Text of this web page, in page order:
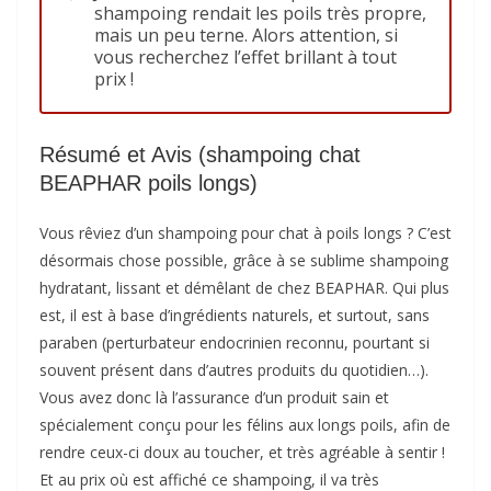
shampoing rendait les poils très propre,
mais un peu terne. Alors attention, si
vous recherchez l’effet brillant à tout
prix !
Résumé et Avis (shampoing chat
BEAPHAR poils longs)
Vous rêviez d’un shampoing pour chat à poils longs ? C’est
désormais chose possible, grâce à se sublime shampoing
hydratant, lissant et démêlant de chez BEAPHAR. Qui plus
est, il est à base d’ingrédients naturels, et surtout, sans
paraben (perturbateur endocrinien reconnu, pourtant si
souvent présent dans d’autres produits du quotidien…).
Vous avez donc là l’assurance d’un produit sain et
spécialement conçu pour les félins aux longs poils, afin de
rendre ceux-ci doux au toucher, et très agréable à sentir !
Et au prix où est affiché ce shampoing, il va très